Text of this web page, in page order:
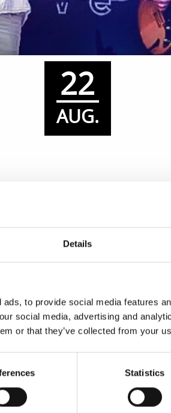
Details
to provide social media features
social media, advertising and
or that they’ve collected from your
Statistics
22
AUG.
Sing a long and dance!
äntrar scenen för fjärde året i rad.
tak!
kvällen. Musikavgiften 150 kr